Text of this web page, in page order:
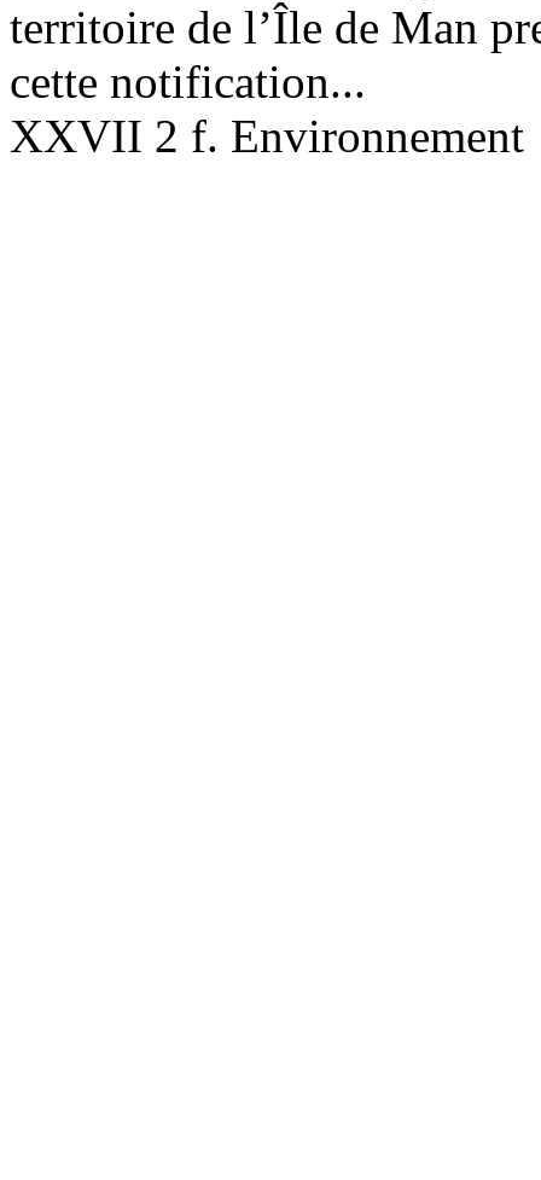
territoire de l’Île de Man
cette notification...
XXVII 2 f. Environnement